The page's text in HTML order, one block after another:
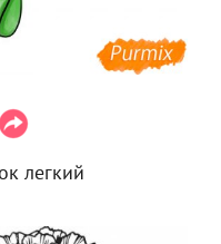
легкий